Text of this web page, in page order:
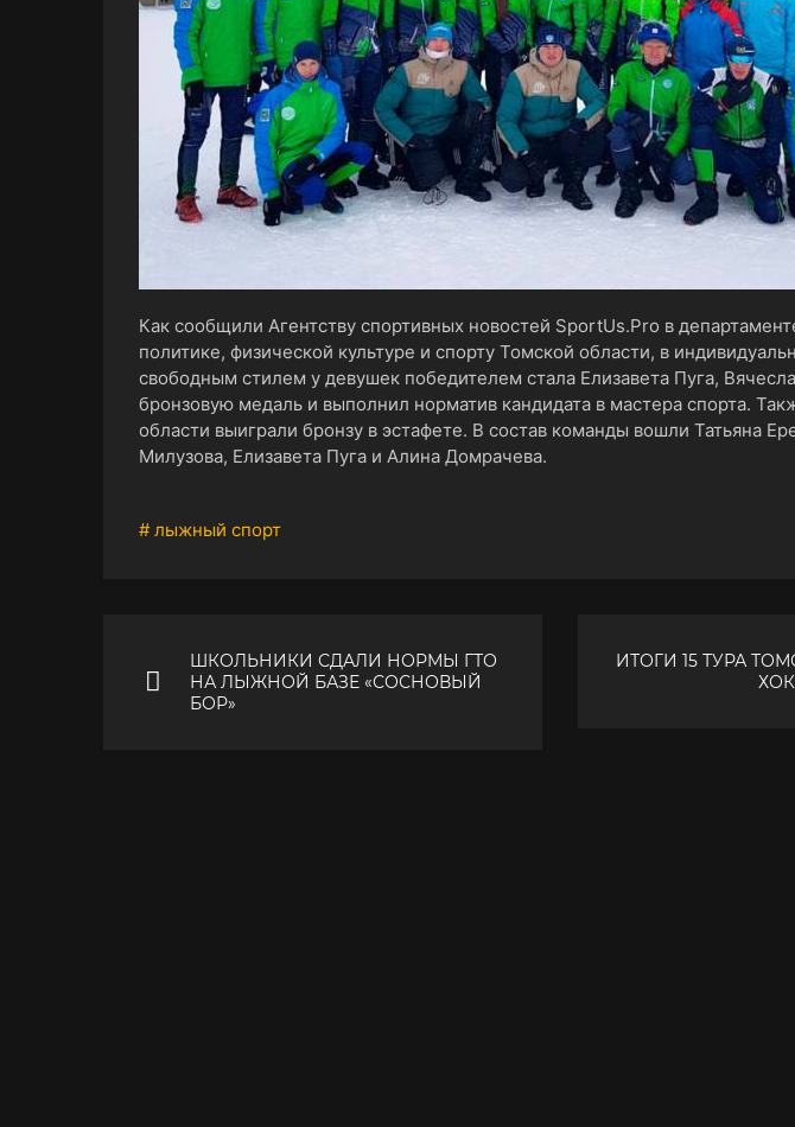
Как сообщили Агентству спортивных новостей SportUs.Pro в
политике, физической культуре и спорту Томской области, в
свободным стилем у девушек победителем стала Елизавета Пуга,
бронзовую медаль и выполнил норматив кандидата в мастера спорта.
области выиграли бронзу в эстафете. В состав команды вошли Татьяна
Милузова, Елизавета Пуга и Алина Домрачева.
# лыжный спорт
ШКОЛЬНИКИ СДАЛИ НОРМЫ ГТО
НА ЛЫЖНОЙ БАЗЕ «СОСНОВЫЙ
БОР»
ИТОГИ 15 ТУРА